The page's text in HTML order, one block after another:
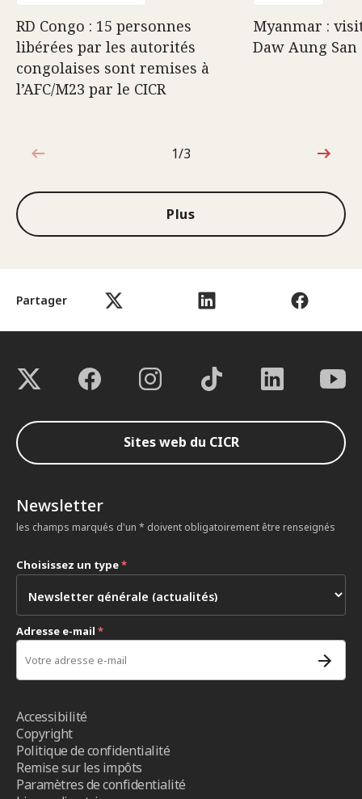
Partager
RD Congo : 15 personnes
libérées par les autorités
congolaises sont remises à
l’AFC/M23 par le CICR
Myanmar :
Daw Aung San
1sur3
1/3
Plus
Sites web du CICR
Newsletter
les champs marqués d'un * doivent obligatoirement être renseignés
Choisissez un type*
Adresse e-mail *
Accessibilité
Copyright
Politique de confidentialité
Remise sur les impôts
Paramètres de confidentialité